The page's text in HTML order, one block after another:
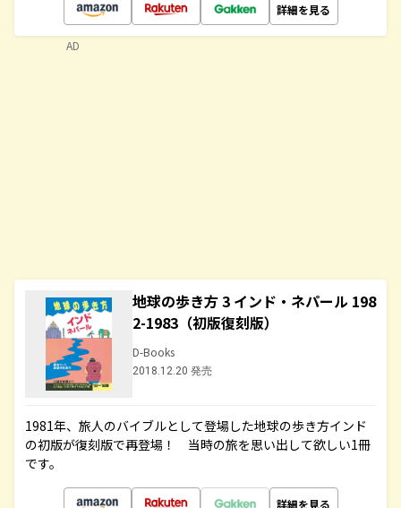
詳細を見る
地球の歩き方 3 インド・ネパール 198
2-1983（初版復刻版）
D-Books
2018.12.20 発売
1981年、旅人のバイブルとして登場した地球の歩き方インド
の初版が復刻版で再登場！ 当時の旅を思い出して欲しい1冊
です。
詳細を見る
AD